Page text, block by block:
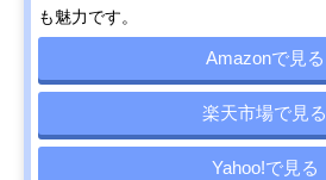
も魅力です。
Amazonで見る
楽天市場で見る
Yahoo!で見る